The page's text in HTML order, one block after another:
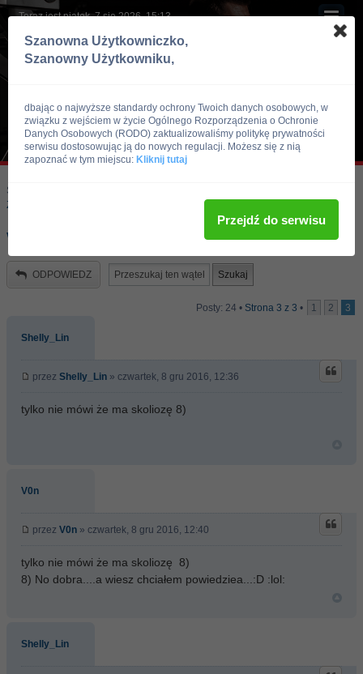
Teraz jest piątek, 7 sie 2026, 15:13
Skocz do:
Zawody, imprezy kulturystyczne, zawodnicy
Wyniki IRONMAN PRO 2005 + FOTKI
ODPOWIEDZ
Posty: 24 • Strona 3 z 3 • 1 2 3
Shelly_Lin
przez Shelly_Lin » czwartek, 8 gru 2016, 12:36
tylko nie mówi że ma skoliozę 8)
V0n
przez V0n » czwartek, 8 gru 2016, 12:40
tylko nie mówi że ma skoliozę 8)
8) No dobra....a wiesz chciałem powiedziea...:D :lol:
Shelly_Lin
Szanowna Użytkowniczko,
Szanowny Użytkowniku,
dbając o najwyższe standardy ochrony Twoich danych osobowych, w
związku z wejściem w życie Ogólnego Rozporządzenia o Ochronie
Danych Osobowych (RODO) zaktualizowaliśmy politykę prywatności
serwisu dostosowując ją do nowych regulacji. Możesz się z nią
zapoznać w tym miejscu: Kliknij tutaj
Przejdź do serwisu